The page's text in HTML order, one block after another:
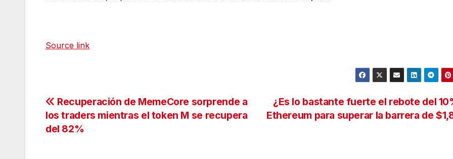
Source link
Navegación
de
¿Es lo bastante fuerte el rebote del
Ethereum para superar la barrera de
Recuperación de MemeCore sorprende a
los traders mientras el token M se recupera
del 82%